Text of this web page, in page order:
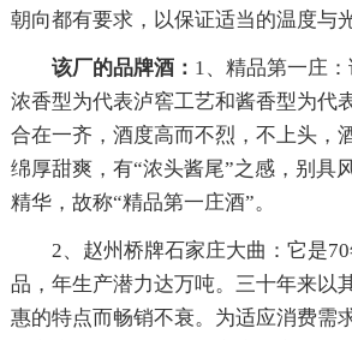
朝向都有要求，以保证适当的温度与
该厂的品牌酒： 1、精品第一庄
浓香型为代表泸窖工艺和酱香型为代
合在一齐，酒度高而不烈，不上头，
绵厚甜爽，有“浓头酱尾”之感，别具
精华，故称“精品第一庄酒”。
2、赵州桥牌石家庄大曲：它是
品，年生产潜力达万吨。三十年来以
惠的特点而畅销不衰。为适应消费需